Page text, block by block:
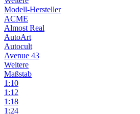
Modell-Hersteller
ACME
Almost Real
AutoArt
Autocult
Avenue 43
Weitere
Maßstab
1:10
1:12
1:18
1:24